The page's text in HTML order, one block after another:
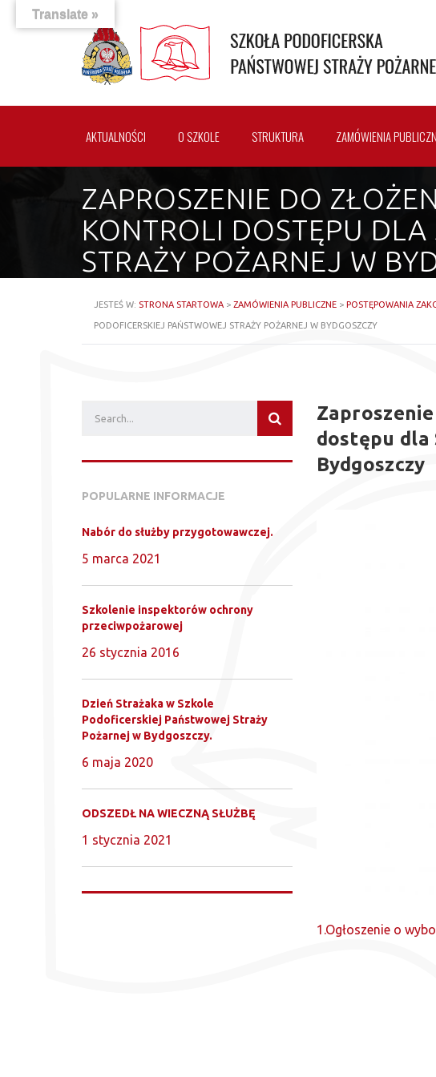
AKTUALNOŚCI O SZKOLE STRUKTURA ZAMÓWIENIA
ZAPROSZENIE DO
KONTROLI DOSTĘPU
STRAŻY POŻARNEJ W
JESTEŚ W: STRONA STARTOWA > ZAMÓWIENIA PUBLICZNE > POSTĘPOWANIA
PODOFICERSKIEJ PAŃSTWOWEJ STRAŻY POŻARNEJ W BYDGOSZCZY
dostępu dla
Bydgoszczy
1.Ogłoszenie o
POPULARNE INFORMACJE
Nabór do służby przygotowawczej.
5 marca 2021
Szkolenie inspektorów ochrony
przeciwpożarowej
26 stycznia 2016
Dzień Strażaka w Szkole
Podoficerskiej Państwowej Straży
Pożarnej w Bydgoszczy.
6 maja 2020
ODSZEDŁ NA WIECZNĄ SŁUŻBĘ
1 stycznia 2021
Translate »